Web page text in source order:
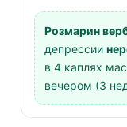
Розмарин
депрессии
в 4 каплях
вечером (3